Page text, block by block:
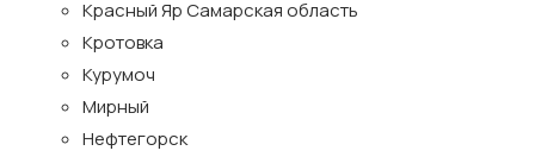
Красный Яр Самарская область
Кротовка
Курумоч
Мирный
Нефтегорск